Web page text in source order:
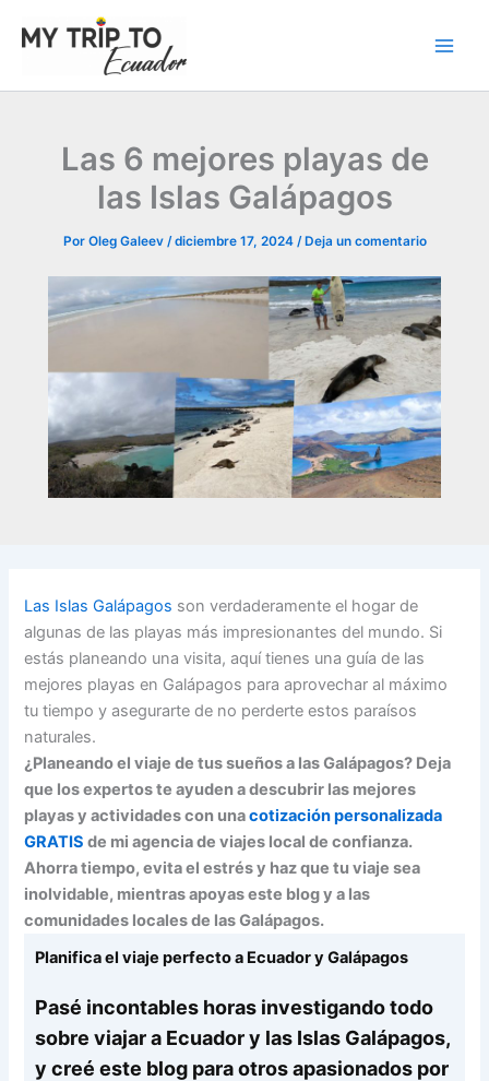
Las 6 mejores playas de
las Islas Galápagos
Por Oleg Galeev /diciembre 17, 2024 / Deja un comentario
Las Islas Galápagos son verdaderamente el hogar de
algunas de las playas más impresionantes del mundo. Si
estás planeando una visita, aquí tienes una guía de las
mejores playas en Galápagos para aprovechar al máximo
tu tiempo y asegurarte de no perderte estos paraísos
naturales.
¿Planeando el viaje de tus sueños a las Galápagos? Deja
que los expertos te ayuden a descubrir las mejores
playas y actividades con unacotización personalizada
GRATIS de mi agencia de viajes local de confianza.
Ahorra tiempo, evita el estrés y haz que tu viaje sea
inolvidable, mientras apoyas este blog y a las
comunidades locales de las Galápagos.
Planifica el viaje perfecto a Ecuador y Galápagos
Pasé incontables horas investigando todo
sobre viajar a Ecuador y las Islas Galápagos,
y creé este blog para otros apasionados por